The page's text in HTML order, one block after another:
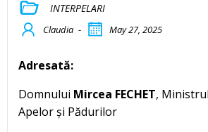
INTERPELARI
Claudia - May 27, 2025
Adresată:
Domnului Mircea FECHET,
Apelor și Pădurilor